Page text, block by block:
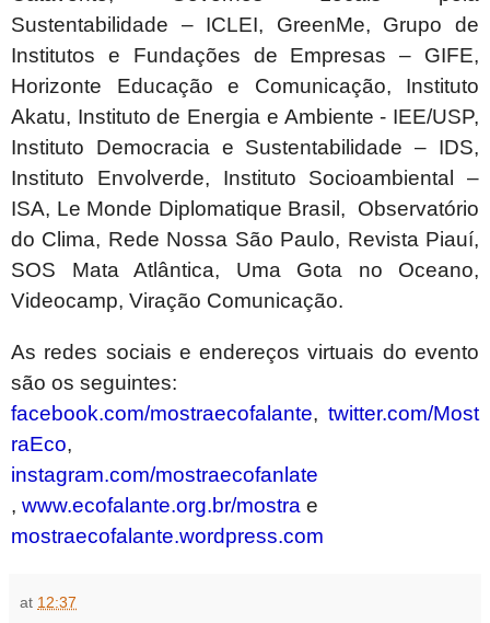
Sustentabilidade – ICLEI, GreenMe, Grupo de
Institutos e Fundações de Empresas – GIFE,
Horizonte Educação e Comunicação, Instituto
Akatu, Instituto de Energia e Ambiente - IEE/USP,
Instituto Democracia e Sustentabilidade – IDS,
Instituto Envolverde, Instituto Socioambiental –
ISA, Le Monde Diplomatique Brasil, Observatório
do Clima, Rede Nossa São Paulo, Revista Piauí,
SOS Mata Atlântica, Uma Gota no Oceano,
Videocamp, Viração Comunicação.
As redes sociais e endereços virtuais do evento
são os seguintes:
facebook.com/mostraecofalante, twitter.com/Most
raEco,
instagram.com/mostraecofanlate
, www.ecofalante.org.br/mostra e
mostraecofalante.wordpress.com
at 12:37